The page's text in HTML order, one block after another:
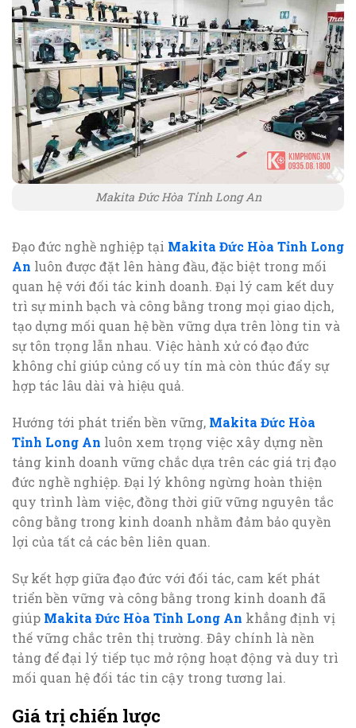
Makita Đức Hòa Tỉnh Long An
Đạo đức nghề nghiệp tại Makita Đức Hòa Tỉnh Long
An luôn được đặt lên hàng đầu, đặc biệt trong mối
quan hệ với đối tác kinh doanh. Đại lý cam kết duy
trì sự minh bạch và công bằng trong mọi giao dịch,
tạo dựng mối quan hệ bền vững dựa trên lòng tin và
sự tôn trọng lẫn nhau. Việc hành xử có đạo đức
không chỉ giúp củng cố uy tín mà còn thúc đẩy sự
hợp tác lâu dài và hiệu quả.
Hướng tới phát triển bền vững, Makita Đức Hòa
Tỉnh Long An luôn xem trọng việc xây dựng nền
tảng kinh doanh vững chắc dựa trên các giá trị đạo
đức nghề nghiệp. Đại lý không ngừng hoàn thiện
quy trình làm việc, đồng thời giữ vững nguyên tắc
công bằng trong kinh doanh nhằm đảm bảo quyền
lợi của tất cả các bên liên quan.
Sự kết hợp giữa đạo đức với đối tác, cam kết phát
triển bền vững và công bằng trong kinh doanh đã
giúp Makita Đức Hòa Tỉnh Long An khẳng định vị
thế vững chắc trên thị trường. Đây chính là nền
tảng để đại lý tiếp tục mở rộng hoạt động và duy trì
mối quan hệ đối tác tin cậy trong tương lai.
Giá trị chiến lược